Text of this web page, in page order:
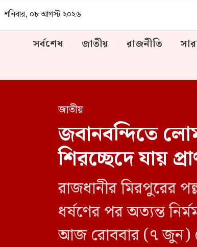
শনিবার, ০৮ আগস্ট ২০২৬
সর্বশেষ জাতীয় রাজনীতি
জাতীয়
জবানবন্দিতে
শিরচ্ছেদে যায়
রাজধানীর মিরপুরের
ধর্ষণের পর অত্যন্ত
আজ রোববার (৭ জুন)